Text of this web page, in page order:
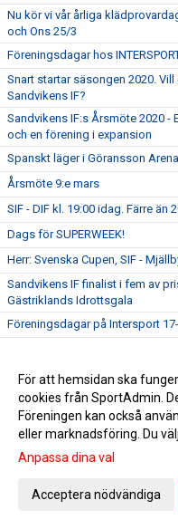
Nu kör vi vår årliga
och Ons 25/3
Föreningsdagar hos
Snart startar säsongen 2020. Vill
Sandvikens IF?
Sandvikens IF:s Årsmöte 2020 -
och en förening i expansion
Spanskt läger i Göransson Arena
Årsmöte 9:e mars
SIF - DIF kl. 19:00 idag. Färre än
Dags för SUPERWEEK!
Herr: Svenska Cupen, SIF -
Sandvikens IF finalist i fem av
Gästriklands Idrottsgala
Föreningsdagar på Intersport
Säsongskort 2020 Dam och
Håkan Larsson ansluter till
Ungdomsakademin belönas för
Spelschema för dam och herr är
Julklappstips! Vi hjälper dig att
För att hemsidan ska
cookies från SportAdmin.
Föreningen kan också
eller marknadsföring. Du
Anpassa dina val
Acceptera nödvändiga